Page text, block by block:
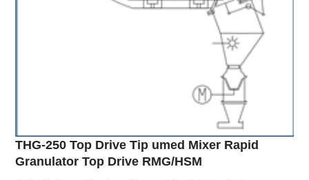
THG-250 Top Drive Tip umed Mixer Rapid
Granulator Top Drive RMG/HSM